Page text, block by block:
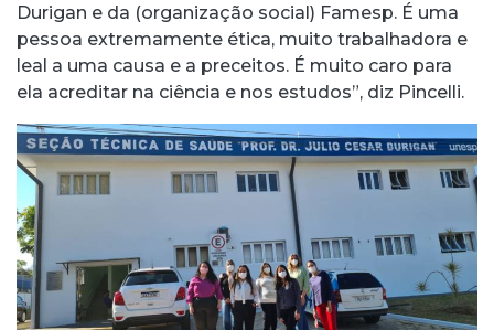
Durigan e da (organização social) Famesp. É uma
pessoa extremamente ética, muito trabalhadora e
leal a uma causa e a preceitos. É muito caro para
ela acreditar na ciência e nos estudos”, diz Pincelli.